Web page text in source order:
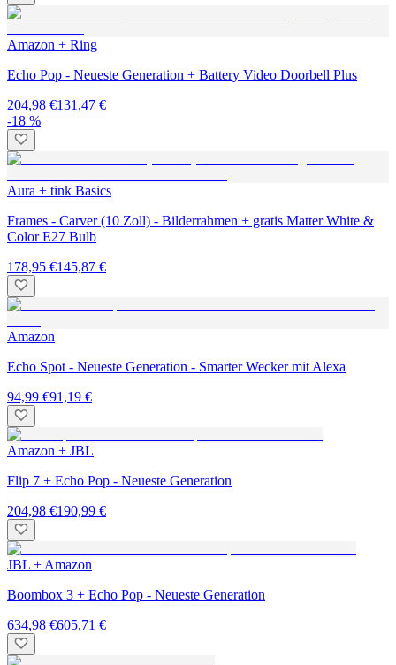
Amazon + Ring
Echo Pop - Neueste Generation + Battery Video Doorbell Plus
204,98 €131,47 €
-18 %
Aura + tink Basics
Frames - Carver (10 Zoll) - Bilderrahmen + gratis Matter White &
Color E27 Bulb
178,95 €145,87 €
Amazon
Echo Spot - Neueste Generation - Smarter Wecker mit Alexa
94,99 €91,19 €
Amazon + JBL
Flip 7 + Echo Pop - Neueste Generation
204,98 €190,99 €
JBL + Amazon
Boombox 3 + Echo Pop - Neueste Generation
634,98 €605,71 €